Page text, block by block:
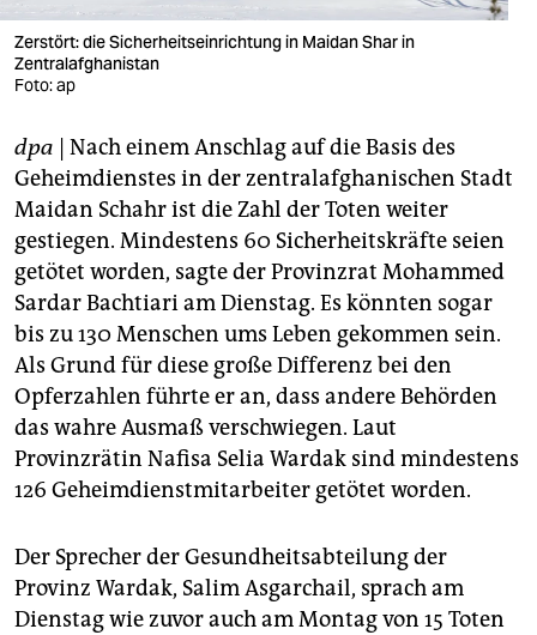
verlag
verlag
shop
fragen & hilfe
unterstützen
abo
genossenschaft
epaper login
Zerstört: die Sicherheitseinrichtung in Maidan Shar in
Zentralafghanistan
Foto: ap
dpa | Nach einem Anschlag auf die Basis des
Geheimdienstes in der zentralafghanischen Stadt
Maidan Schahr ist die Zahl der Toten weiter
gestiegen. Mindestens 60 Sicherheitskräfte seien
getötet worden, sagte der Provinzrat Mohammed
Sardar Bachtiari am Dienstag. Es könnten sogar
bis zu 130 Menschen ums Leben gekommen sein.
Als Grund für diese große Differenz bei den
Opferzahlen führte er an, dass andere Behörden
das wahre Ausmaß verschwiegen. Laut
Provinzrätin Nafisa Selia Wardak sind mindestens
126 Geheimdienstmitarbeiter getötet worden.
Der Sprecher der Gesundheitsabteilung der
Provinz Wardak, Salim Asgarchail, sprach am
Dienstag wie zuvor auch am Montag von 15 Toten